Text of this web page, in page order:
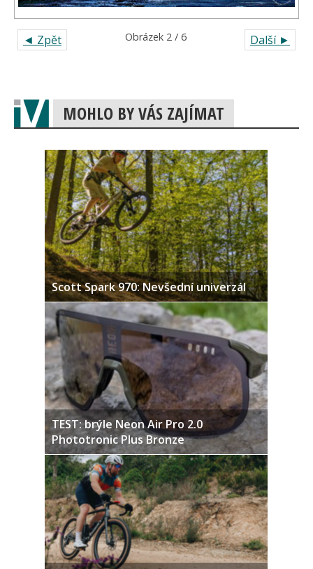
◄ Zpět Další ►
Obrázek 2 / 6
MOHLO BY VÁS ZAJÍMAT
Scott Spark 970: Nevšední univerzál
TEST: brýle Neon Air Pro 2.0
Phototronic Plus Bronze